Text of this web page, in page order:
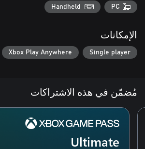
PC
Handheld
الإمكانات
Single player
Xbox Play Anywhere
مُضمّن في هذه الاشتراكات
Ultimate